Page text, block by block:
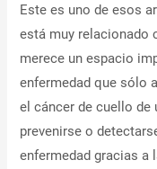
Este es uno de esos
está muy relacionado
merece un espacio
enfermedad que sólo
el cáncer de cuello de
prevenirse o
enfermedad gracias a